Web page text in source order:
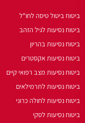
ביטוח ביטול טיסה לחו"ל
ביטוח נסיעות לגיל הזהב
ביטוח נסיעות בהריון
ביטוח נסיעות אקסטרים
ביטוח נסיעות מצב רפואי קיים
ביטוח נסיעות לתרמילאים
ביטוח נסיעות לחולה כרוני
ביטוח נסיעות לסקי